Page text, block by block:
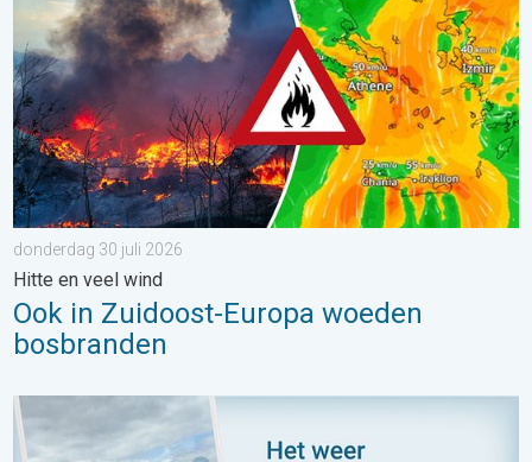
donderdag 30 juli 2026
Hitte en veel wind
Ook in Zuidoost-Europa woeden
bosbranden
Impressies maken, momenten delen. Deel wat je ziet!. . .